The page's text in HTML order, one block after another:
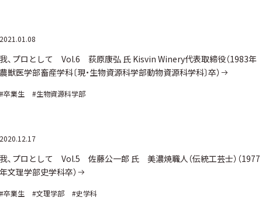
、プロとして Vol.6 荻原康弘 氏 Kisvin Winery代表取締役（1983年
獣医学部畜産学科〔現・生物資源科学部動物資源科学科〕卒）
卒業生 #生物資源科学部
、プロとして Vol.5 佐藤公一郎 氏 美濃焼職人（伝統工芸士）（1977
文理学部史学科卒）
卒業生 #文理学部 #史学科